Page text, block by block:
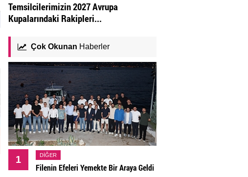
Temsilcilerimizin 2027 Avrupa
Kupalarındaki Rakipleri...
Çok Okunan Haberler
1 DIĞER
Filenin Efeleri Yemekte Bir Araya Geldi